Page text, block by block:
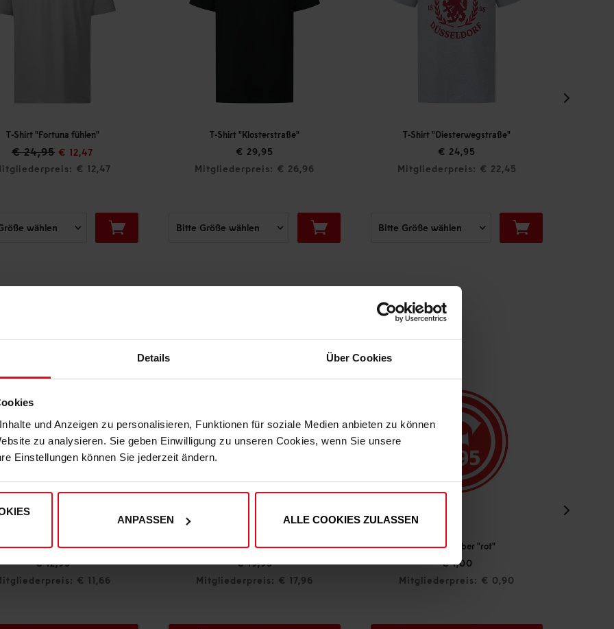
Details Über Cookies
und Anzeigen zu personalisieren, Funktionen für soziale Medien anbieten zu können
zu analysieren. Sie geben Einwilligung zu unseren Cookies, wenn Sie unsere
Einstellungen können Sie jederzeit ändern.
ANPASSEN ALLE COOKIES ZULASSEN
T-Shirt "Klosterstraße"
€ 29,95
Mitgliederpreis: € 26,96
T-Shirt "Diesterwegstraße"
€ 24,95
Mitgliederpreis: € 22,45
T-Shirt "Moselstraße"
€ 29,95
Mitgliederpreis: € 26,96
Fortuna Deluxeschal "Auswärtstrikot" 26-27
€ 19,95
Mitgliederpreis: € 17,96
Autoaufkleber "rot"
€ 1,00
Mitgliederpreis: € 0,90
Einkaufstragetasche "Logo" Groß
€ 2,50
Mitgliederpreis: € 2,25